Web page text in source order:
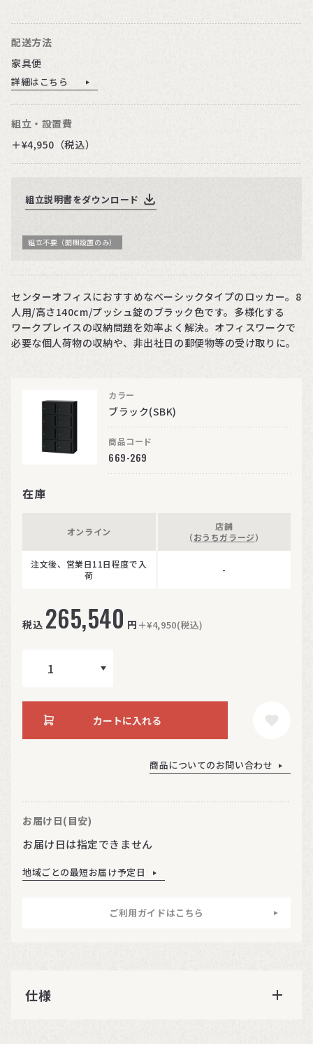
配送方法
家具便
詳細はこちら
組立・設置費
＋¥4,950（税込）
組立説明書をダウンロード
組立不要（開梱設置のみ）
センターオフィスにおすすめなベーシックタイプのロッカー。8
人用/高さ140cm/プッシュ錠のブラック色です。多様化する
ワークプレイスの収納問題を効率よく解決。オフィスワークで
必要な個人荷物の収納や、非出社日の郵便物等の受け取りに。
カラー
ブラック(SBK)
商品コード
669-269
在庫
オンライン
注文後、営業日11日程度で入
荷
店舗
（おうちガラージ）
-
税込 265,540 円 ＋¥4,950(税込)
カートに入れる
商品についてのお問い合わせ
お届け日(目安)
お届け日は指定できません
地域ごとの最短お届け予定日
ご利用ガイドはこちら
仕様